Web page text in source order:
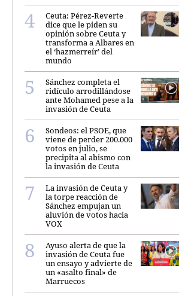
Ceuta: Pérez-Reverte
dice que le piden su
opinión sobre Ceuta y
transforma a Albares en
el ‘hazmerreír’ del
mundo
Sánchez completa el
ridículo arrodillándose
ante Mohamed pese a la
invasión de Ceuta
Sondeos: el PSOE, que
viene de perder 200.000
votos en julio, se
precipita al abismo con
la invasión de Ceuta
La invasión de Ceuta y
la torpe reacción de
Sánchez empujan un
aluvión de votos hacia
VOX
Ayuso alerta de que la
invasión de Ceuta fue
un ensayo y advierte de
un «asalto final» de
Marruecos